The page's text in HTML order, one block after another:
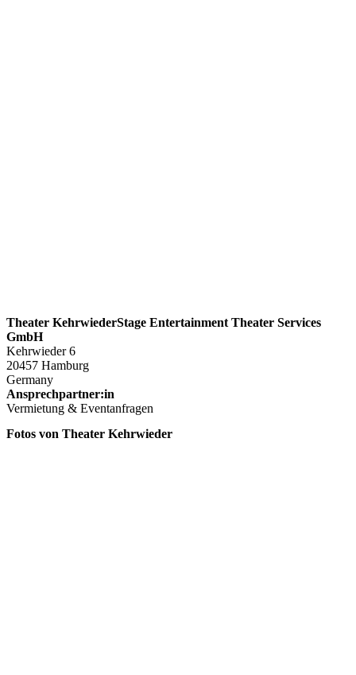
Theater KehrwiederStage Entertainment Theater Services
GmbH
Kehrwieder 6
20457 Hamburg
Germany
Ansprechpartner:in
Vermietung & Eventanfragen
Fotos von Theater Kehrwieder